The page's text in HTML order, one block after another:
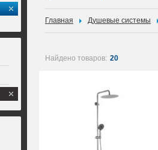
Главная Душевые системы
Найдено товаров: 20